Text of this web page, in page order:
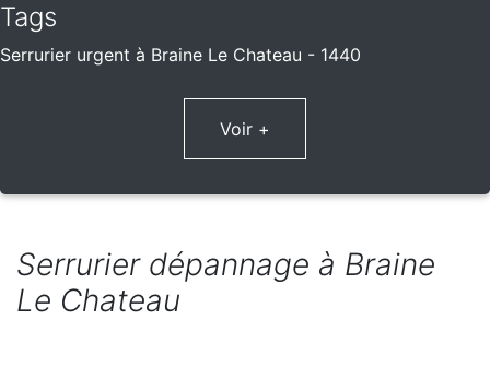
Tags
Serrurier urgent à Braine Le Chateau - 1440
Voir +
Serrurier dépannage à Braine
Le Chateau